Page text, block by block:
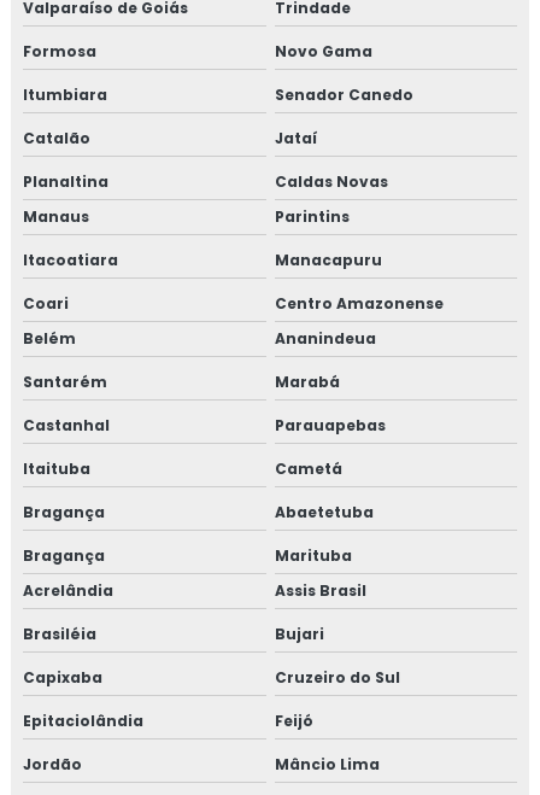
Valparaíso de Goiás Trindade
Formosa Novo Gama
Itumbiara Senador Canedo
Catalão Jataí
Planaltina
Caldas Novas
Manaus
Parintins
Itacoatiara Manacapuru
Coari
Centro Amazonense
Belém
Ananindeua
Santarém Marabá
Castanhal Parauapebas
Itaituba Cametá
Bragança Abaetetuba
Bragança
Marituba
Acrelândia
Assis Brasil
Brasiléia Bujari
Capixaba Cruzeiro do Sul
Epitaciolândia Feijó
Jordão Mâncio Lima